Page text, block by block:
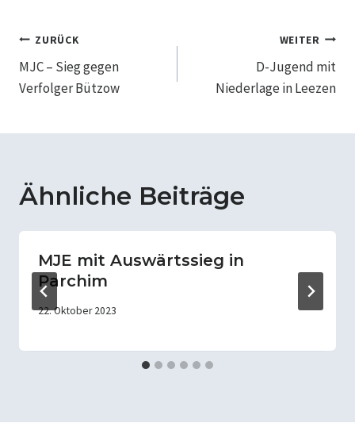
Beitragsnavigation
ZURÜCK
MJC – Sieg gegen
Verfolger Bützow
WEITER
D-Jugend mit
Niederlage in Leezen
Ähnliche Beiträge
MJE mit Auswärtssieg in
Parchim
22. Oktober 2023